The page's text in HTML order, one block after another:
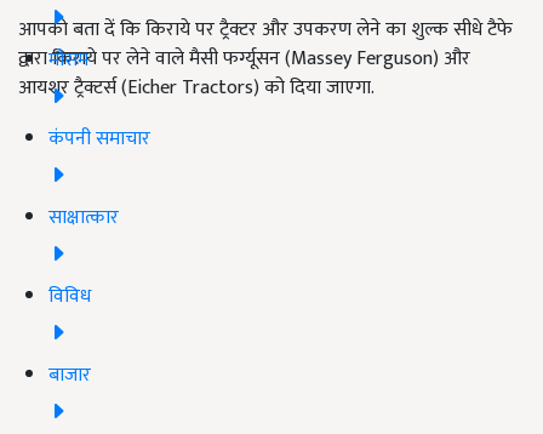
मौसम
कंपनी समाचार
साक्षात्कार
विविध
बाजार
आपको बता दें कि किराये पर ट्रैक्टर और उपकरण लेने का शुल्क सीधे टैफे
द्वारा किराये पर लेने वाले मैसी फर्ग्यूसन (Massey Ferguson) और
आयशर ट्रैक्टर्स (Eicher Tractors) को दिया जाएगा.